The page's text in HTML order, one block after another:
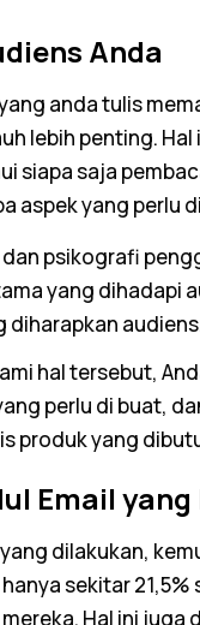
Anda
anda tulis
lebih penting.
siapa saja
aspek yang perlu
psikografi
yang dihadapi
diharapkan
hal tersebut,
perlu di buat,
produk yang
Email yang
yang dilakukan,
sekitar
mereka. Hal ini juga